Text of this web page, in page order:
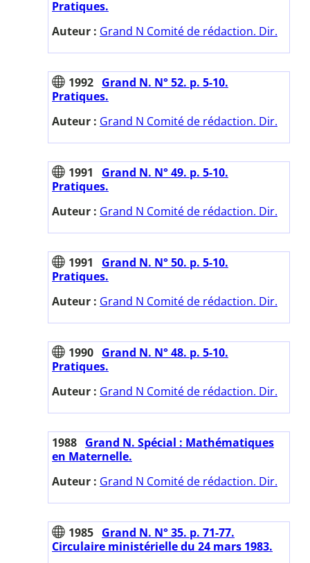
Pratiques.
Auteur : Grand N Comité de rédaction. Dir.
1992 Grand N. N° 52. p. 5-10.
Pratiques.
Auteur : Grand N Comité de rédaction. Dir.
1991
Grand N. N° 49. p. 5-10.
Pratiques.
Auteur : Grand N Comité de rédaction. Dir.
1991
Grand N. N° 50. p. 5-10.
Pratiques.
Auteur : Grand N Comité de rédaction. Dir.
1990 Grand N. N° 48. p. 5-10.
Pratiques.
Auteur : Grand N Comité de rédaction. Dir.
1988 Grand N. Spécial : Mathématiques
en Maternelle.
Auteur : Grand N Comité de rédaction. Dir.
1985 Grand N. N° 35. p. 71-77.
Circulaire ministérielle du 24 mars 1983.